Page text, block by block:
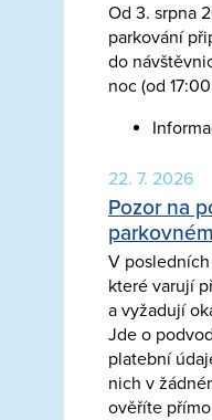
Od 3. srpna
parkování
do
noc (od
22. 7. 2026
Pozor na
parkovném
V
které varují
a vyžadují
Jde o
platební
nich v
ověříte